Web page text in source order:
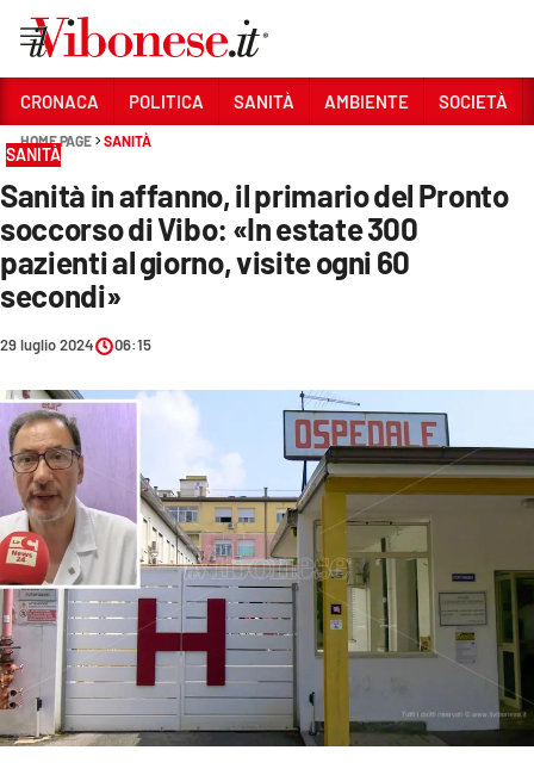
Sezioni
CRONACA
POLITICA
SANITÀ
AMBIENTE
SOCIETÀ
CULTURA
ECONOMIA E LAVORO
EVENTI
SPORT
Streaming
LAC TV
CRONACA POLITICA SANITÀ AMBIENTE SOCIETÀ
HOME PAGE SANITÀ
SANITÀ
Sanità in affanno, il primario del Pronto
soccorso di Vibo: «In estate 300
pazienti al giorno, visite ogni 60
secondi»
29 luglio 2024 06:15